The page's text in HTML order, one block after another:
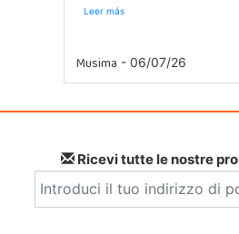
Leer más
Musima - 06/07/26
Ricevi tutte le nostre